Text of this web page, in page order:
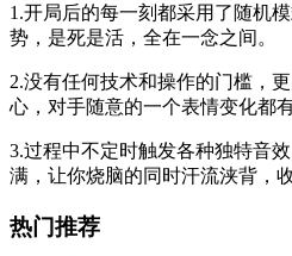
1.开局后的每一刻都采用了随机
势，是死是活，全在一念之间。
2.没有任何技术和操作的门槛，
心，对手随意的一个表情变化都
3.过程中不定时触发各种独特音
满，让你烧脑的同时汗流浃背，
热门推荐